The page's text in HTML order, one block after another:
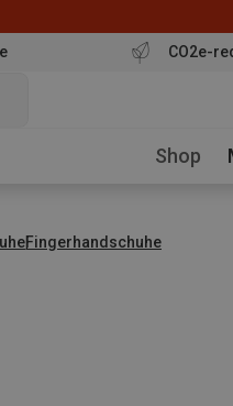
CO2e-
Shop
Fingerhandschuhe